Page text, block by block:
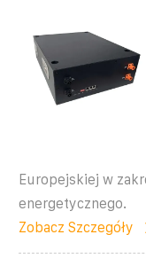
Europejskiej w
energetycznego.
Zobacz Szczegóły